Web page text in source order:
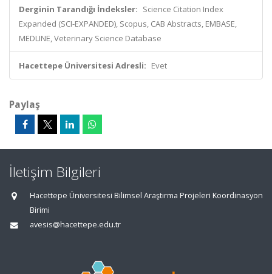
Derginin Tarandığı İndeksler: Science Citation Index
Expanded (SCI-EXPANDED), Scopus, CAB Abstracts, EMBASE,
MEDLINE, Veterinary Science Database
Hacettepe Üniversitesi Adresli: Evet
Paylaş
İletişim Bilgileri
Hacettepe Üniversitesi Bilimsel Araştırma Projeleri Koordinasyon
Birimi
avesis@hacettepe.edu.tr